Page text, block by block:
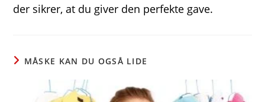
der sikrer, at du giver den perfekte gave.
MÅSKE KAN DU OGSÅ LIDE